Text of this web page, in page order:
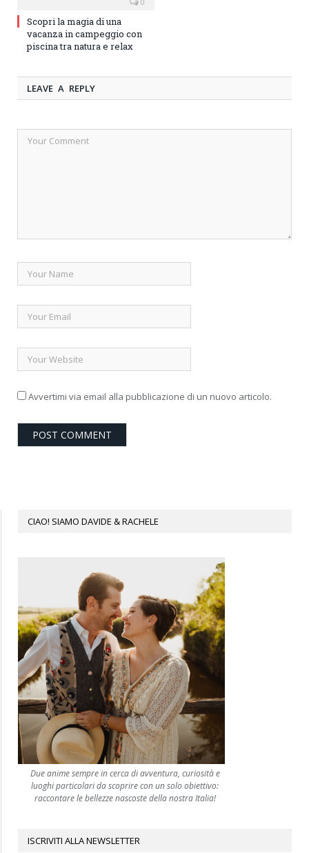
Scopri la magia di una
vacanza in campeggio con
piscina tra natura e relax
LEAVE A REPLY
Avvertimi via email alla pubblicazione di un nuovo articolo.
CIAO! SIAMO DAVIDE & RACHELE
Due anime sempre in cerca di avventura, curiosità e
luoghi particolari da scoprire con un solo obiettivo:
raccontare le bellezze nascoste della nostra Italia!
ISCRIVITI ALLA NEWSLETTER